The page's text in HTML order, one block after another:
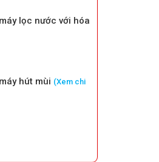
lọc nước với hóa
hút mùi (Xem chi